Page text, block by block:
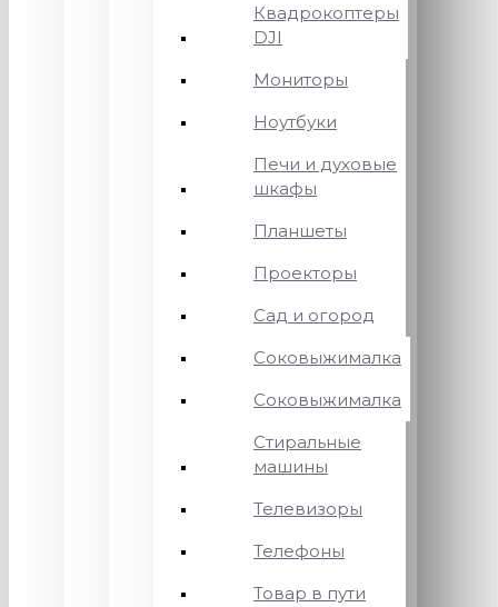
Квадрокоптеры
DJI
Мониторы
Ноутбуки
Печи и духовые
шкафы
Планшеты
Проекторы
Сад и огород
Соковыжималка
Соковыжималка
Стиральные
машины
Телевизоры
Телефоны
Товар в пути